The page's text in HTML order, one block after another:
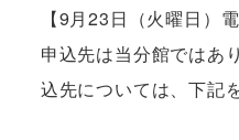
【9月23日（火曜日）
申込先は当分館ではあ
込先については、下記